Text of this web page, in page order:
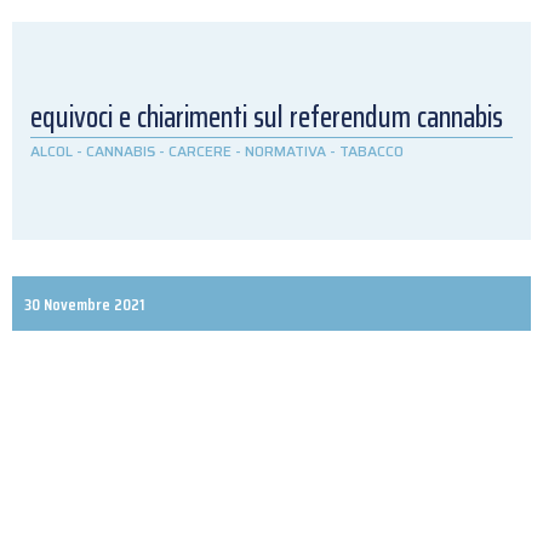
equivoci e chiarimenti sul referendum cannabis
ALCOL - CANNABIS - CARCERE - NORMATIVA - TABACCO
30 Novembre 2021